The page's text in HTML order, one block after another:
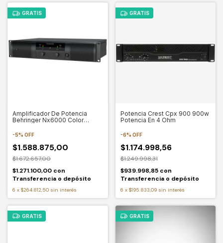
GRATIS
Amplificador De Potencia
Behringer Nx6000 Color
6000 W
-5% OFF
$1.588.875,00
$1.672.657,00
$1.271.100,00 con
Transferencia o depósito
6 x $264.812,50 sin interés
GRATIS
Potencia Crest Cpx 900 900w
Potencia En 4 Ohm
-6% OFF
$1.174.998,56
$1.249.998,31
$939.998,85 con
Transferencia o depósito
6 x $195.833,09 sin interés
GRATIS GRATIS